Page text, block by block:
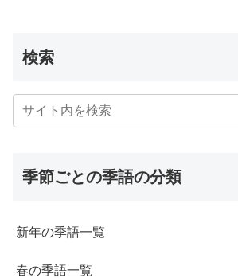
検索
季節ごとの季語の分類
新年の季語一覧
春の季語一覧